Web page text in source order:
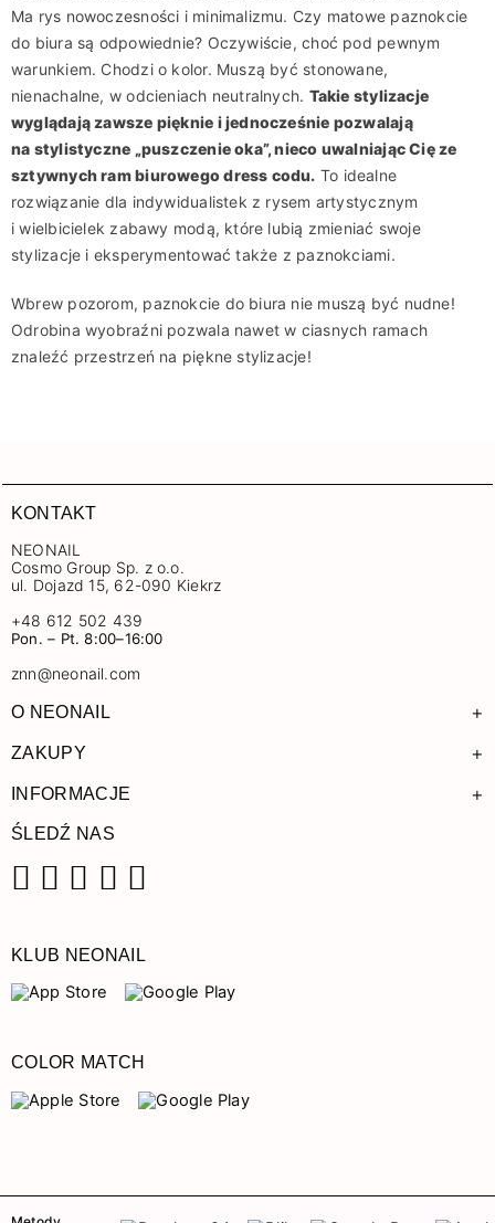
Ma rys nowoczesności i minimalizmu. Czy matowe paznokcie
do biura są odpowiednie? Oczywiście, choć pod pewnym
warunkiem. Chodzi o kolor. Muszą być stonowane,
nienachalne, w odcieniach neutralnych. Takie stylizacje
wyglądają zawsze pięknie i jednocześnie pozwalają
na stylistyczne „puszczenie oka”, nieco uwalniając Cię ze
sztywnych ram biurowego dress codu. To idealne
rozwiązanie dla indywidualistek z rysem artystycznym
i wielbicielek zabawy modą, które lubią zmieniać swoje
stylizacje i eksperymentować także z paznokciami.
Wbrew pozorom, paznokcie do biura nie muszą być nudne!
Odrobina wyobraźni pozwala nawet w ciasnych ramach
znaleźć przestrzeń na piękne stylizacje!
KONTAKT
NEONAIL
Cosmo Group Sp. z o.o.
ul. Dojazd 15, 62-090 Kiekrz
+48 612 502 439
Pon. – Pt. 8:00–16:00
znn@neonail.com
O NEONAIL +
ZAKUPY +
INFORMACJE +
ŚLEDŹ NAS
KLUB NEONAIL
COLOR MATCH